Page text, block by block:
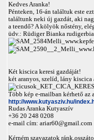
Kedves Aranka!
Pénteken, 16-án találtuk este
találtunk neki új gazdát, aki
a teendő? A kölyök nőstény,
üdv.: Rüdiger Bianka
Két kiscica keresi gazdáját!
két aranyos, szelíd, lány kiscica
Több kép e-mailban kérhető
http://www.kutyasziv.hu/
Rudas Aranka Kutyaszív
+36 20 248 0208
e-mail cím: ariar60@gmail.com
Kérném szavazatok